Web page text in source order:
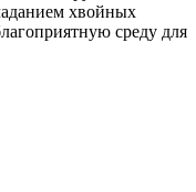
хвойных
среду для